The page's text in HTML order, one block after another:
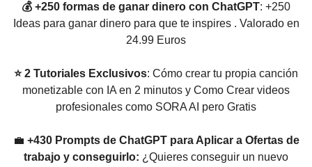
💰 +250 formas de ganar dinero con ChatGPT: +250
Ideas para ganar dinero para que te inspires . Valorado en
24.99 Euros
⭐ 2 Tutoriales Exclusivos: Cómo crear tu propia canción
monetizable con IA en 2 minutos y Como Crear videos
profesionales como SORA AI pero Gratis
💼 +430 Prompts de ChatGPT para Aplicar a Ofertas de
trabajo y conseguirlo: ¿Quieres conseguir un nuevo